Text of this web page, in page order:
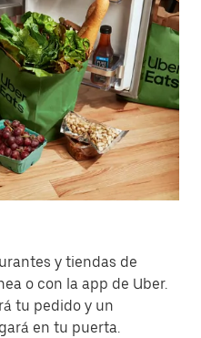
y tiendas de
o con la app de Uber.
tu pedido y un
en tu puerta.